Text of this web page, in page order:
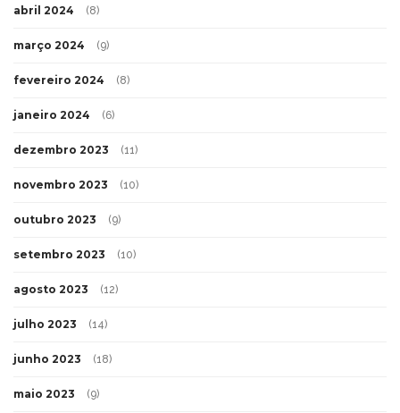
abril 2024 (8)
março 2024 (9)
fevereiro 2024 (8)
janeiro 2024 (6)
dezembro 2023 (11)
novembro 2023 (10)
outubro 2023 (9)
setembro 2023 (10)
agosto 2023 (12)
julho 2023 (14)
junho 2023 (18)
maio 2023 (9)